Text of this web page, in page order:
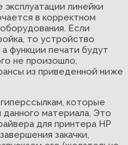
линейки
в корректном
Если
то устройство
функции печати будут
не произошло,
из приведенной ниже
которые
данного материала. Это
для принтера HP
закачки,